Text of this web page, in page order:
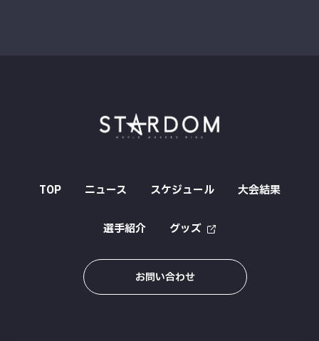
TOP ニュース スケジュール 大会結果
選手紹介 グッズ
お問い合わせ